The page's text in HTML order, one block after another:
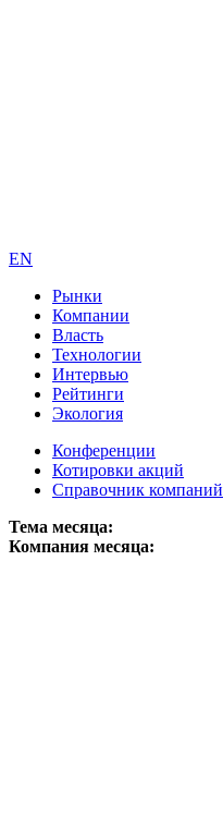
EN
Рынки
Компании
Власть
Технологии
Интервью
Рейтинги
Экология
Конференции
Котировки акций
Справочник компаний
Тема месяца:
Компания месяца: